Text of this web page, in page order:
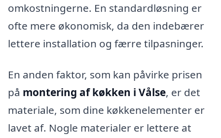
omkostningerne. En standardløsning er
ofte mere økonomisk, da den indebærer
lettere installation og færre tilpasninger.
En anden faktor, som kan påvirke prisen
på montering af køkken i Vålse, er det
materiale, som dine køkkenelementer er
lavet af. Nogle materialer er lettere at